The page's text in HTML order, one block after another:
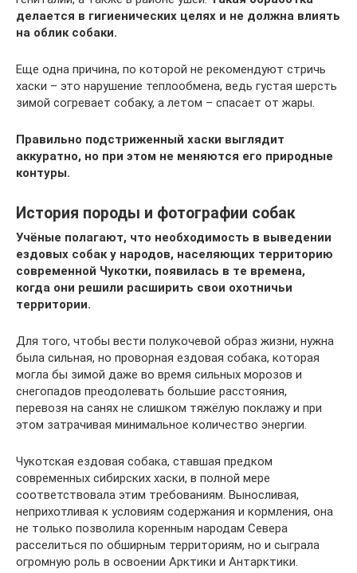
делается в гигиенических целях и не должна влиять
на облик собаки.
Еще одна причина, по которой не рекомендуют стричь
хаски – это нарушение теплообмена, ведь густая шерсть
зимой согревает собаку, а летом – спасает от жары.
Правильно подстриженный хаски выглядит
аккуратно, но при этом не меняются его природные
контуры.
История породы и фотографии собак
Учёные полагают, что необходимость в выведении
ездовых собак у народов, населяющих территорию
современной Чукотки, появилась в те времена,
когда они решили расширить свои охотничьи
территории.
Для того, чтобы вести полукочевой образ жизни, нужна
была сильная, но проворная ездовая собака, которая
могла бы зимой даже во время сильных морозов и
снегопадов преодолевать большие расстояния,
перевозя на санях не слишком тяжёлую поклажу и при
этом затрачивая минимальное количество энергии.
Чукотская ездовая собака, ставшая предком
современных сибирских хаски, в полной мере
соответствовала этим требованиям. Выносливая,
неприхотливая к условиям содержания и кормления, она
не только позволила коренным народам Севера
расселиться по обширным территориям, но и сыграла
огромную роль в освоении Арктики и Антарктики.